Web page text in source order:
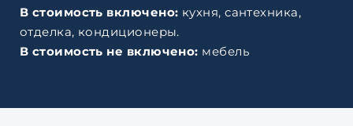
В стоимость включено: кухня, сантехника,
отделка, кондиционеры.
В стоимость не включено: мебель